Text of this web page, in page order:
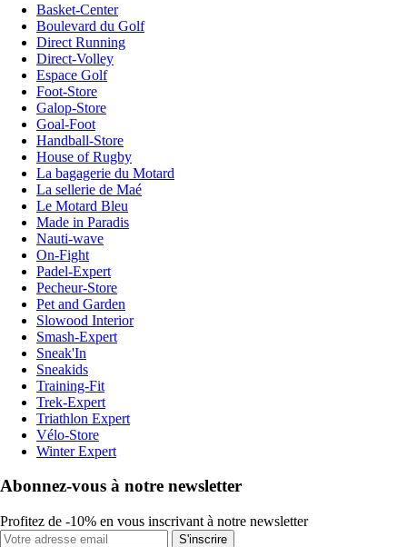
Basket-Center
Boulevard du Golf
Direct Running
Direct-Volley
Espace Golf
Foot-Store
Galop-Store
Goal-Foot
Handball-Store
House of Rugby
La bagagerie du Motard
La sellerie de Maé
Le Motard Bleu
Made in Paradis
Nauti-wave
On-Fight
Padel-Expert
Pecheur-Store
Pet and Garden
Slowood Interior
Smash-Expert
Sneak'In
Sneakids
Training-Fit
Trek-Expert
Triathlon Expert
Vélo-Store
Winter Expert
Abonnez-vous à notre newsletter
Profitez de -10% en vous inscrivant à notre newsletter
S'inscrire